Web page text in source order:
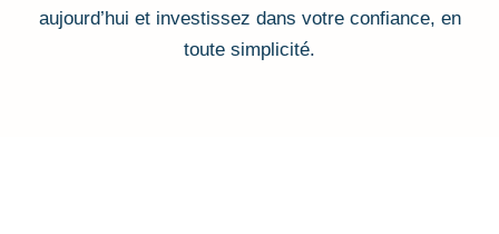
aujourd’hui et investissez dans votre confiance, en
toute simplicité.